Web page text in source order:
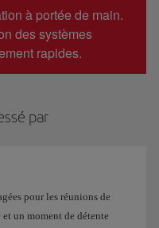
à portée de main.
des systèmes
rapides.
par
pour les réunions de
un moment de détente